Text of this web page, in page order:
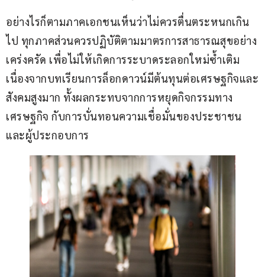
อย่างไรก็ตามภาคเอกชนเห็นว่าไม่ควรตื่นตระหนกเกิน
ไป ทุกภาคส่วนควรปฏิบัติตามมาตรการสาธารณสุขอย่าง
เคร่งครัด เพื่อไม่ให้เกิดการระบาดระลอกใหม่ซ้ำเติม
เนื่องจากบทเรียนการล็อกดาวน์มีต้นทุนต่อเศรษฐกิจและ
สังคมสูงมาก ทั้งผลกระทบจากการหยุดกิจกรรมทาง
เศรษฐกิจ กับการบั่นทอนความเชื่อมั่นของประชาชน
และผู้ประกอบการ